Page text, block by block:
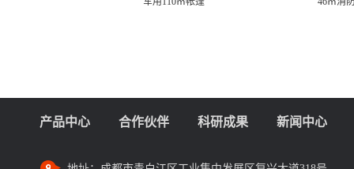
产品中心 合作伙伴 科研成果 新闻中心